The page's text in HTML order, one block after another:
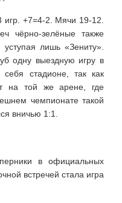
игр. +7=4-2. Мячи 19-12.
чёрно-зелёные также
лишь «Зениту».
одну выездную игру в
стадионе, так как
на той же арене, где
чемпионате такой
вничью 1:1.
в официальных
встречей стала игра